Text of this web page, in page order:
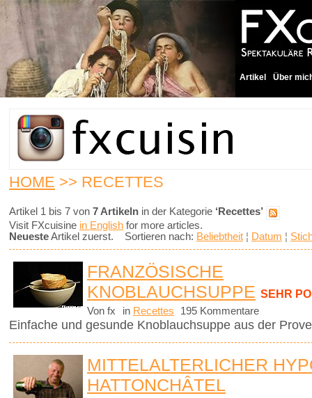
Artikel Über
HOME >> RECETTES
Artikel 1 bis 7 von 7 Artikeln in der Kategorie ‘Recettes’
Visit FXcuisine in English for more articles.
NeuesteArtikel zuerst. Sortieren nach: Beliebtheit ¦ Datum ¦
FRANZÖSISCHE
KNOBLAUCHSUPPE SEHR
Von fx in Recettes 195 Kommentare
Einfache und gesunde Knoblauchsuppe aus der
MITTELALTERLICHER
HATTONCHÂTEL